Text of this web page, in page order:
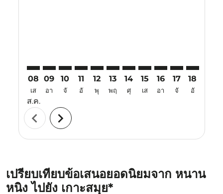
08
เส
ส.ค.
09
อา
10
จั
11
อั
12
พุ
13
พฤ
14
ศุ
15
เส
16
อา
17
จั
18
อั
chevron_left chevron_right
เปรียบเทียบข้อเสนอยอดนิยมจาก หนาน
หนิง ไปยัง เกาะสมุย*